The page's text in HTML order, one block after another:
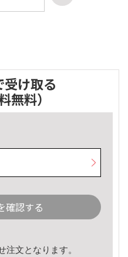
受け取る
無料）
確認する
注文となります。